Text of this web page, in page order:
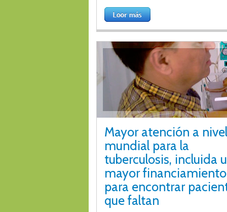
Mayor atención a nivel
mundial para la
tuberculosis, incluida
mayor financiamiento
para encontrar
que faltan